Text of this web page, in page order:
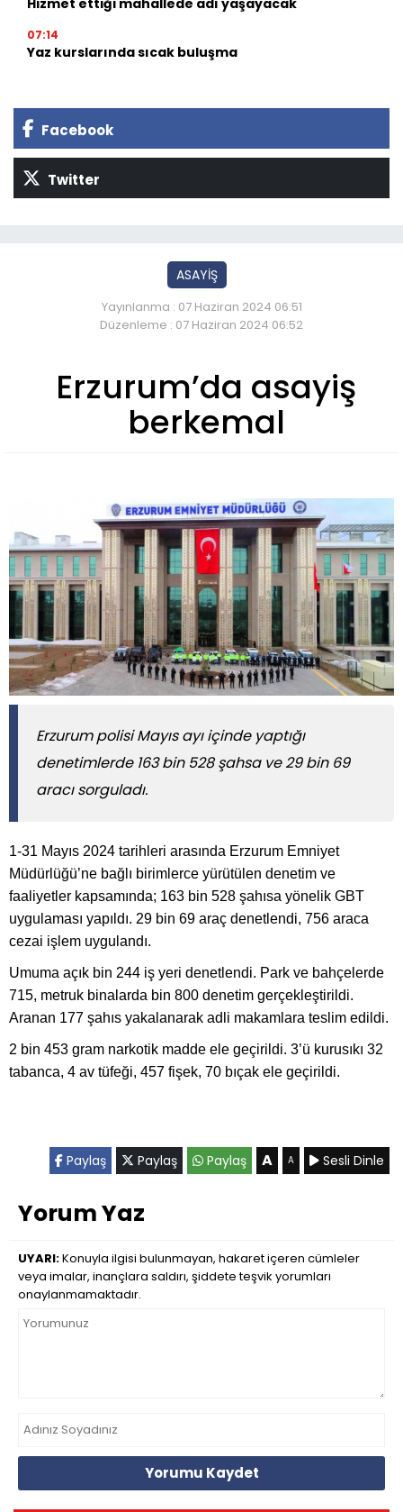
07:14
Yaz kurslarında sıcak buluşma
Facebook
Twitter
ASAYİŞ
Yayınlanma : 07 Haziran 2024 06:51
Düzenleme : 07 Haziran 2024 06:52
Erzurum’da asayiş
berkemal
Erzurum polisi Mayıs ayı içinde yaptığı
denetimlerde 163 bin 528 şahsa ve 29 bin 69
aracı sorguladı.
1-31 Mayıs 2024 tarihleri arasında Erzurum Emniyet
Müdürlüğü’ne bağlı birimlerce yürütülen denetim ve
faaliyetler kapsamında; 163 bin 528 şahısa yönelik GBT
uygulaması yapıldı. 29 bin 69 araç denetlendi, 756 araca
cezai işlem uygulandı.
Umuma açık bin 244 iş yeri denetlendi. Park ve bahçelerde
715, metruk binalarda bin 800 denetim gerçekleştirildi.
Aranan 177 şahıs yakalanarak adli makamlara teslim edildi.
2 bin 453 gram narkotik madde ele geçirildi. 3’ü kurusıkı 32
tabanca, 4 av tüfeği, 457 fişek, 70 bıçak ele geçirildi.
Paylaş Paylaş Paylaş A A Sesli Dinle
Yorum Yaz
UYARI:Konuyla ilgisi bulunmayan, hakaret içeren cümleler
veya imalar, inançlara saldırı, şiddete teşvik yorumları
onaylanmamaktadır.
Yorumu Kaydet